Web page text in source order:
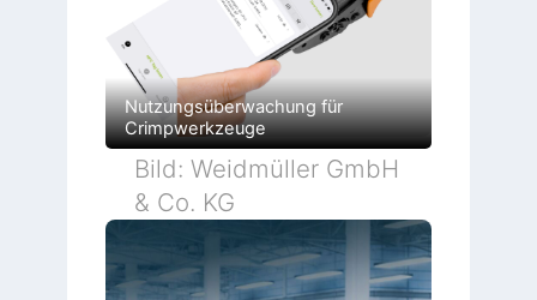
Nutzungsüberwachung für
Crimpwerkzeuge
Bild: Weidmüller GmbH
& Co. KG